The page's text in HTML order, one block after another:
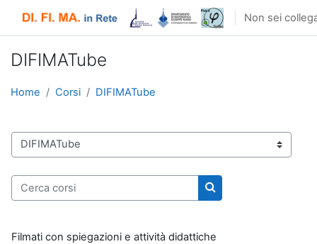
Non sei
DIFIMATube
Home Corsi DIFIMATube
Categorie di corso
Cerca corsi
Cerca corsi
Filmati con spiegazioni e attività didattiche